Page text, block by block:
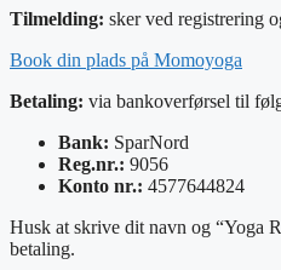
Tilmelding: sker ved registrering
Book din plads på Momoyoga
Betaling: via bankoverførsel til
Bank: SparNord
Reg.nr.: 9056
Konto nr.: 4577644824
Husk at skrive dit navn og “Yoga
betaling.